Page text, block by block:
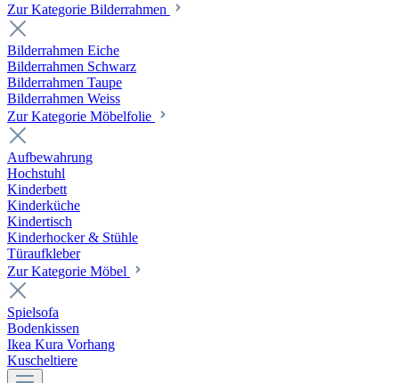
Zur Kategorie Bilderrahmen
Bilderrahmen Eiche
Bilderrahmen Schwarz
Bilderrahmen Taupe
Bilderrahmen Weiss
Zur Kategorie Möbelfolie
Aufbewahrung
Hochstuhl
Kinderbett
Kinderküche
Kindertisch
Kinderhocker & Stühle
Türaufkleber
Zur Kategorie Möbel
Spielsofa
Bodenkissen
Ikea Kura Vorhang
Kuscheltiere